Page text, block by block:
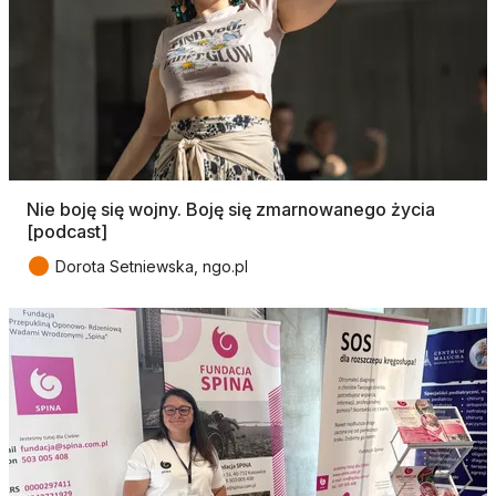
Nie boję się wojny. Boję się zmarnowanego życia
[podcast]
● Dorota Setniewska, ngo.pl